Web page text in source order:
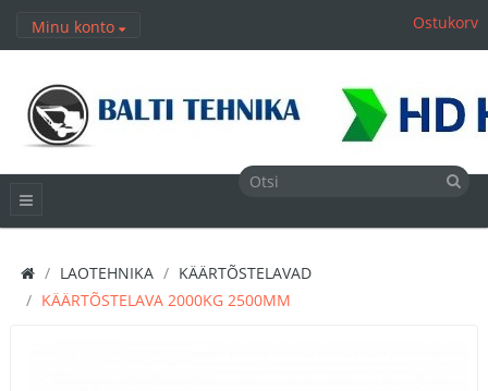
Minu konto Ostukorv
LAOTEHNIKA
KÄÄRTÕSTELAVAD
KÄÄRTÕSTELAVA 2000KG 2500MM